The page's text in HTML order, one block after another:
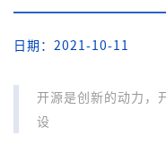
日期：2021-10-11
开源是创新的动力，
设